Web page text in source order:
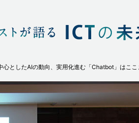
心としたAIの動向、実用化進む「Chatbot」はここ